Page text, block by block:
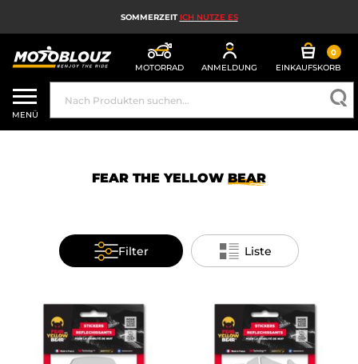
SOMMERZEIT ICH NUTZE ES
MOTORRAD ANMELDUNG
0
EINKAUFSKORB
MOTORRADHELM
MOTORRADAUSRÜSTUNG FÜR HERREN
MOTORRAD-AIRBAG
MOTORRADTEILE UND WERKZEUGE
MOTORRADZUBEHÖR
MENÜ
FEAR THE YELLOW BEAR
Filter Liste